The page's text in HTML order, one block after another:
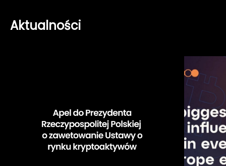
Aktualności
do
udziału
w
BTC
Prague
8-
11.06.2023